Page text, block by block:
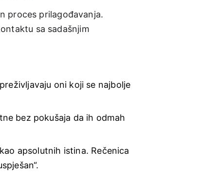
proces prilagođavanja.
sa sadašnjim
oni koji se najbolje
bez pokušaja da ih odmah
apsolutnih istina. Rečenica